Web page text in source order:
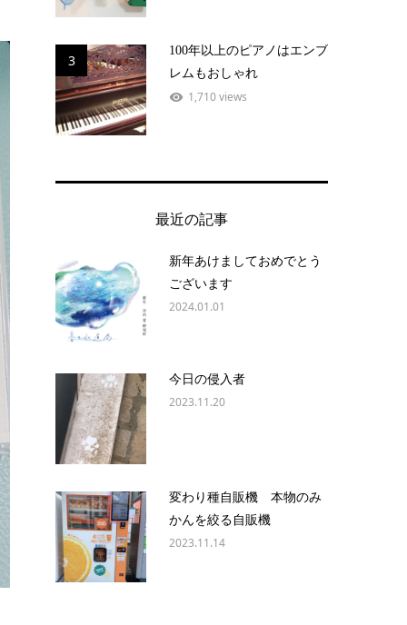
3
100年以上のピアノはエンブ
レムもおしゃれ
1,710 views
最近の記事
新年あけましておめでとう
ございます
2024.01.01
今日の侵入者
2023.11.20
変わり種自販機 本物のみ
かんを絞る自販機
2023.11.14